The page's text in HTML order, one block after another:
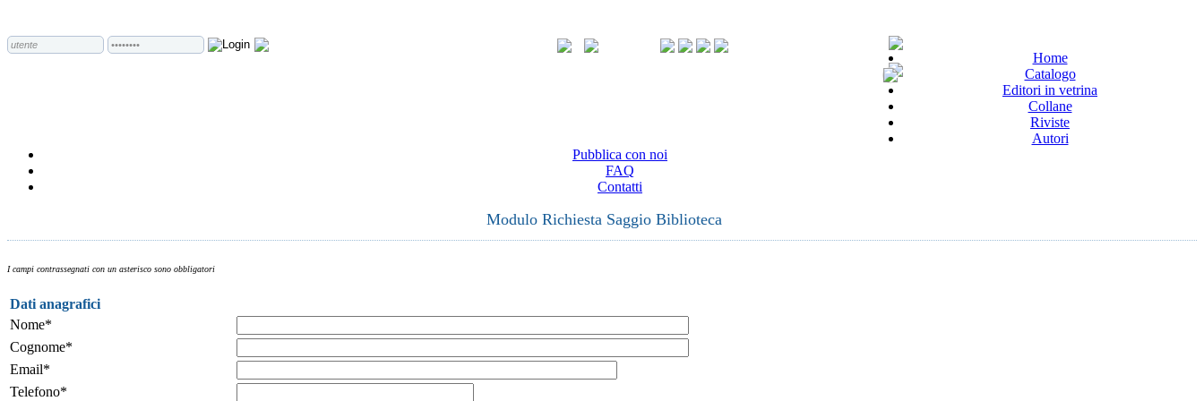
Home
Catalogo
Editori in vetrina
Collane
Riviste
Autori
Pubblica con noi
FAQ
Contatti
Modulo Richiesta Saggio Biblioteca
I campi contrassegnati con un asterisco sono obbligatori
Dati anagrafici
Nome*
Cognome*
Email*
Telefono*